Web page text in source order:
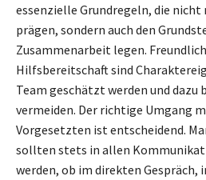
essenzielle Grundregeln, die
prägen, sondern auch den
Zusammenarbeit legen.
Hilfsbereitschaft sind
Team geschätzt werden und
vermeiden. Der richtige Umgang
Vorgesetzten ist entscheidend.
sollten stets in allen
werden, ob im direkten Gespräch,